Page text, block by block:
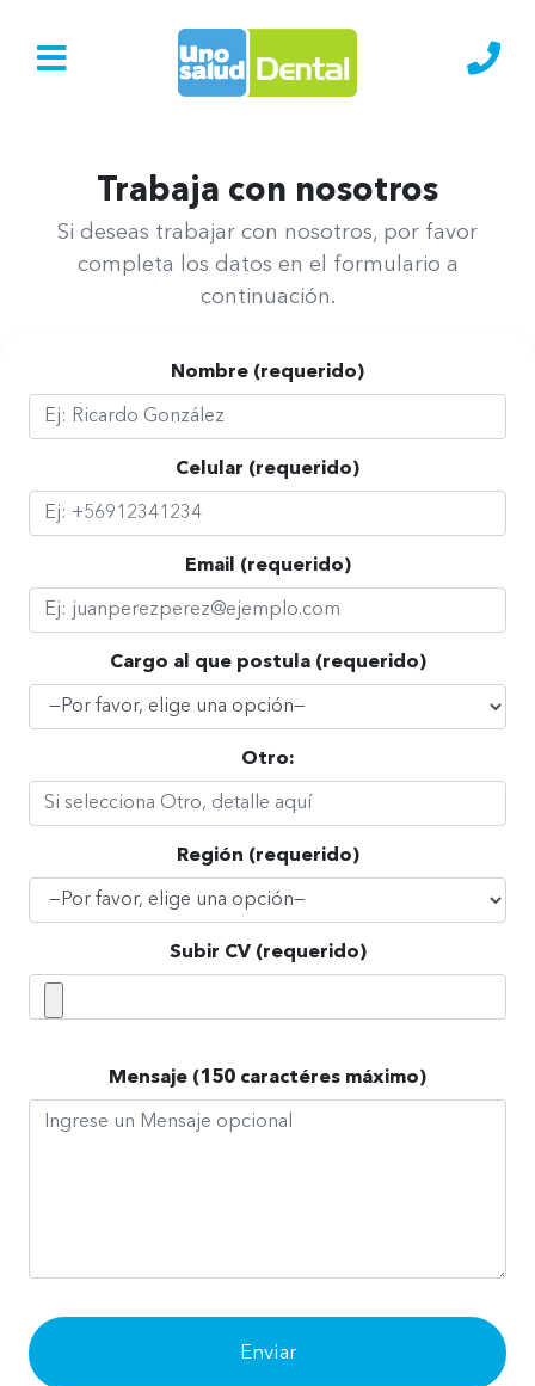
Trabaja con nosotros
Si deseas trabajar con nosotros, por favor
completa los datos en el formulario a
continuación.
Nombre (requerido)
Celular (requerido)
Email (requerido)
Cargo al que postula (requerido)
Otro:
Región (requerido)
Subir CV (requerido)
Mensaje (150 caractéres máximo)